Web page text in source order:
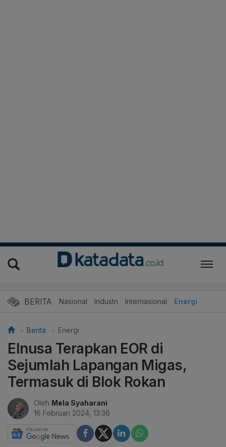
BERITA Nasional Industri Internasional Energi
Berita Energi
Elnusa Terapkan EOR di
Sejumlah Lapangan Migas,
Termasuk di Blok Rokan
Oleh Mela Syaharani
16 Februari 2024, 13:36